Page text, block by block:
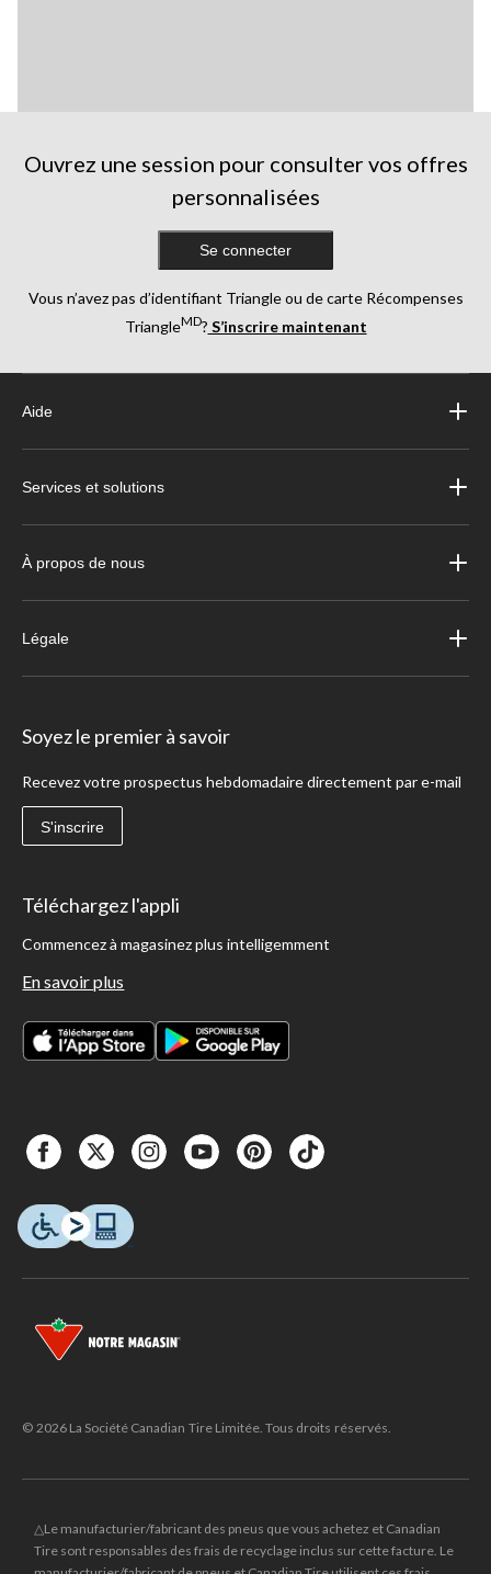
Ouvrez une session pour consulter vos offres
personnalisées
Se connecter
Vous n’avez pas d’identifiant Triangle ou de carte Récompenses
TriangleMD? S’inscrire maintenant
Aide
Services et solutions
À propos de nous
Légale
Soyez le premier à savoir
Recevez votre prospectus hebdomadaire directement par e-mail
S'inscrire
Téléchargez l'appli
Commencez à magasinez plus intelligemment
En savoir plus
© 2026 La Société Canadian Tire Limitée. Tous droits réservés.
△Le manufacturier/fabricant des pneus que vous achetez et Canadian
Tire sont responsables des frais de recyclage inclus sur cette facture. Le